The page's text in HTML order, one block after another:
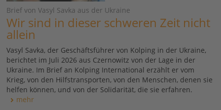
Brief von Vasyl Savka aus der Ukraine
Wir sind in dieser schweren Zeit nicht
allein
Vasyl Savka, der Geschäftsführer von Kolping in der Ukraine,
berichtet im Juli 2026 aus Czernowitz von der Lage in der
Ukraine. Im Brief an Kolping International erzählt er vom
Krieg, von den Hilfstransporten, von den Menschen, denen sie
helfen können, und von der Solidarität, die sie erfahren.
mehr